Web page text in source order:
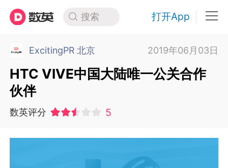
搜索 打开App
ExcitingPR 北京 2019年06月03日
HTC VIVE中国大陆唯一公关合作
伙伴
数英评分 5